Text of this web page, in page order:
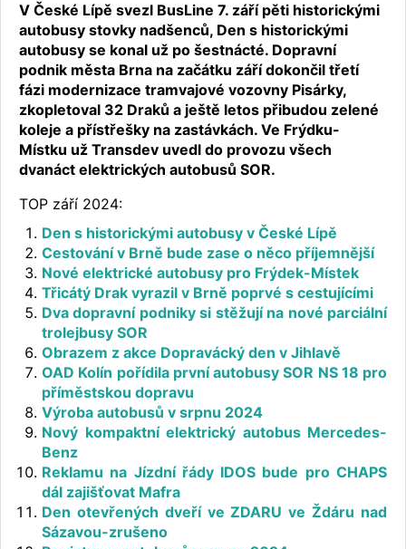
V České Lípě svezl BusLine 7. září pěti historickými
autobusy stovky nadšenců, Den s historickými
autobusy se konal už po šestnácté. Dopravní
podnik města Brna na začátku září dokončil třetí
fázi modernizace tramvajové vozovny Pisárky,
zkopletoval 32 Draků a ještě letos přibudou zelené
koleje a přístřešky na zastávkách. Ve Frýdku-
Místku už Transdev uvedl do provozu všech
dvanáct elektrických autobusů SOR.
TOP září 2024:
Den s historickými autobusy v České Lípě
Cestování v Brně bude zase o něco příjemnější
Nové elektrické autobusy pro Frýdek-Místek
Třicátý Drak vyrazil v Brně poprvé s cestujícími
Dva dopravní podniky si stěžují na nové parciální
trolejbusy SOR
Obrazem z akce Dopravácký den v Jihlavě
OAD Kolín pořídila první autobusy SOR NS 18 pro
příměstskou dopravu
Výroba autobusů v srpnu 2024
Nový kompaktní elektrický autobus Mercedes-
Benz
Reklamu na Jízdní řády IDOS bude pro CHAPS
dál zajišťovat Mafra
Den otevřených dveří ve ZDARU ve Ždáru nad
Sázavou-zrušeno